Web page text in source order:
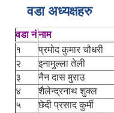
वडा अध्यक्षहरु
वडा नंनाम
१
प्रमोद कुमार चौधरी
२
इनामुल्ला तेली
३
नैन दास मुराउ
४
शैलेन्द्रनाथ शुक्ल
५
छेदी प्रसाद कुर्मी